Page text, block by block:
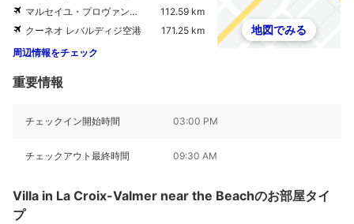
マルセイユ・プロヴァンス空港
112.59 km
クーネオ レバルディジ空港
171.25 km
周辺情報をチェック
地図でみる
重要情報
チェックイン開始時間 03:00 PM
チェックアウト最終時間 09:30 AM
Villa in La Croix-Valmer near the Beachのお部屋タイ
プ